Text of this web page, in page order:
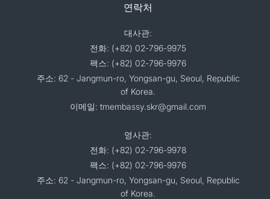
연락처
대사관:
전화: (+82) 02-796-9975
팩스: (+82) 02-796-9976
주소: 62 - Jangmun-ro, Yongsan-gu, Seoul, Republic
of Korea.
이메일: tmembassy.skr@gmail.com
영사관:
전화: (+82) 02-796-9978
팩스: (+82) 02-796-9976
주소: 62 - Jangmun-ro, Yongsan-gu, Seoul, Republic
of Korea.